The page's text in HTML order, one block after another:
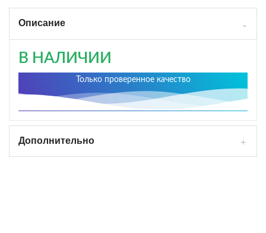
Описание
В НАЛИЧИИ
Только проверенное качество
Дополнительно